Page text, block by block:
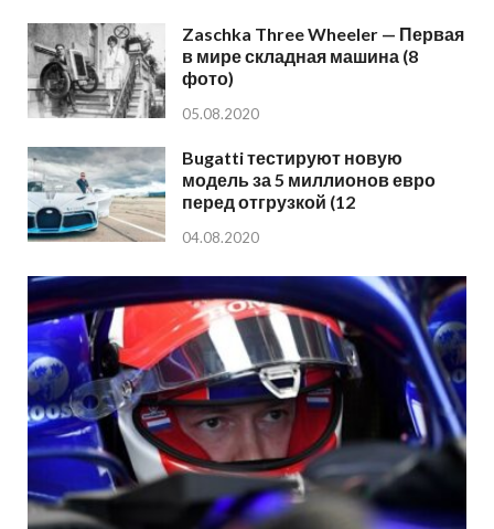
Zaschka Three Wheeler — Первая
в мире складная машина (8
фото)
05.08.2020
Bugatti тестируют новую
модель за 5 миллионов евро
перед отгрузкой (12
04.08.2020